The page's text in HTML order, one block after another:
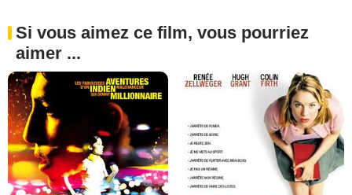
Si vous aimez ce film, vous pourriez
aimer ...